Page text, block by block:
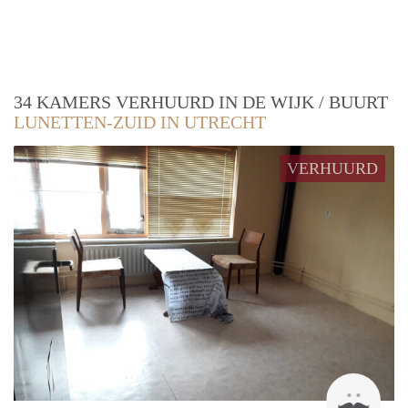
34 KAMERS VERHUURD IN DE WIJK / BUURT
LUNETTEN-ZUID IN UTRECHT
VERHUURD